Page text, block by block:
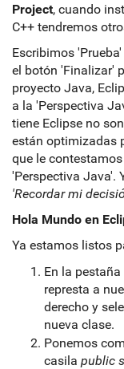
Project, cuando
C++ tendremos
Escribimos
el botón 'Finalizar'
proyecto Java,
a la 'Perspectiva
tiene Eclipse no
están optimizadas
que le
'Perspectiva Java'.
'Recordar mi
Hola Mundo en
Ya estamos listos
En la pestaña
represta a
derecho y
nueva clase.
Ponemos
casila public